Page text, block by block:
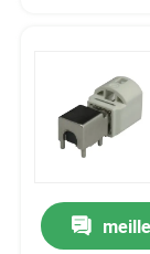
Câble
Adaptateur
Câble de